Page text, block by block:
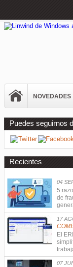
NOVEDADES
Puedes seguirnos
Recientes
04
5
de
17
El
07